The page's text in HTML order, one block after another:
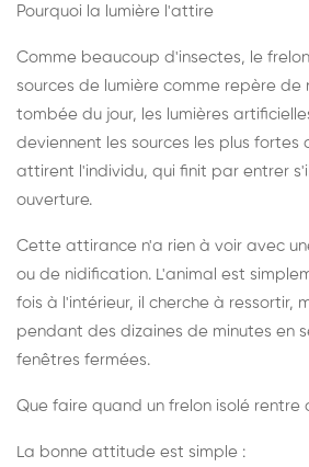
Pourquoi la lumière l'attire
Comme beaucoup d'insectes, le
sources de lumière comme repère de
tombée du jour, les lumières
deviennent les sources les plus
attirent l'individu, qui finit par entrer
ouverture.
Cette attirance n'a rien à voir avec
ou de nidification. L'animal est
fois à l'intérieur, il cherche à ressortir,
pendant des dizaines de minutes en
fenêtres fermées.
Que faire quand un frelon isolé rentre
La bonne attitude est simple :